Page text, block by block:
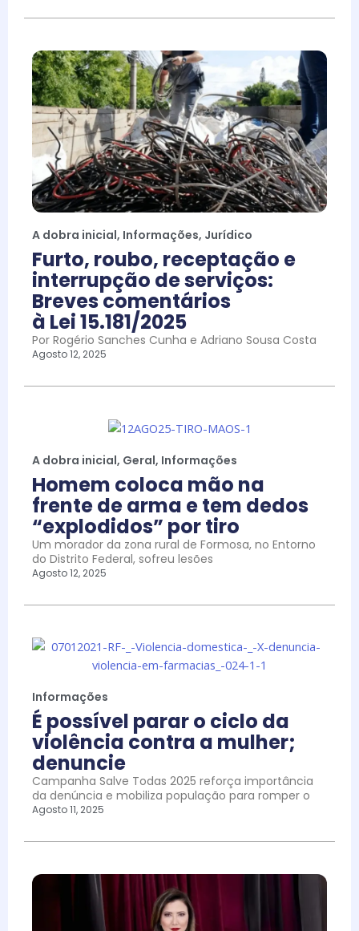
A dobra inicial, Informações, Jurídico
Furto, roubo, receptação e
interrupção de serviços:
Breves comentários
à Lei 15.181/2025
Por Rogério Sanches Cunha e Adriano Sousa Costa
Agosto 12, 2025
A dobra inicial, Geral, Informações
Homem coloca mão na
frente de arma e tem dedos
“explodidos” por tiro
Um morador da zona rural de Formosa, no Entorno
do Distrito Federal, sofreu lesões
Agosto 12, 2025
Informações
É possível parar o ciclo da
violência contra a mulher;
denuncie
Campanha Salve Todas 2025 reforça importância
da denúncia e mobiliza população para romper o
Agosto 11, 2025